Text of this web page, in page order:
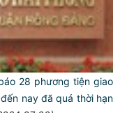
28 phương tiện giao
nay đã quá thời hạn